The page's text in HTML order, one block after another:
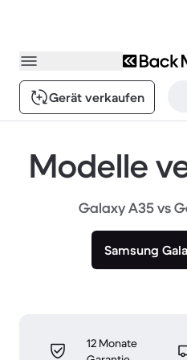
Gerät verkaufen
Modelle
Galaxy A35 vs
Samsung
12 Monate